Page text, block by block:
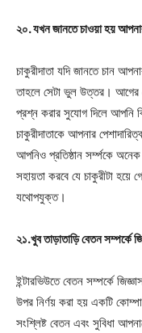
২০. যখন জানতে চাওয়া হয়আ
চাকুরীদাতা যদি জানতে চান
তাহলে সেটা ভুল উত্তর। আগের
প্রশ্ন করার সুযোগ দিলে আপনি
চাকুরীদাতাকে আপনার
আপনিও প্রতিষ্ঠান সর্ম্পকে
সহায়তা করবে যে চাকুরীটা
যথোপযুক্ত।
২১.খুব তাড়াতাড়ি বেতন সম্পর্কে
ইন্টারভিউতে বেতন সম্পর্কে
উপর নির্ণয় করা হয় একটি
সংশ্লিষ্ট বেতন এবং সুবিধা